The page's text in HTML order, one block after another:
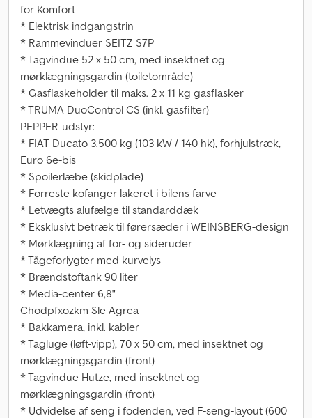
for Komfort
* Elektrisk indgangstrin
* Rammevinduer SEITZ S7P
* Tagvindue 52 x 50 cm, med insektnet og
mørklægningsgardin (toiletområde)
* Gasflaskeholder til maks. 2 x 11 kg gasflasker
* TRUMA DuoControl CS (inkl. gasfilter)
PEPPER-udstyr:
* FIAT Ducato 3.500 kg (103 kW / 140 hk), forhjulstræk,
Euro 6e-bis
* Spoilerlæbe (skidplade)
* Forreste kofanger lakeret i bilens farve
* Letvægts alufælge til standarddæk
* Eksklusivt betræk til førersæder i WEINSBERG-design
* Mørklægning af for- og sideruder
* Tågeforlygter med kurvelys
* Brændstoftank 90 liter
* Media-center 6,8"
Chodpfxozkm Sle Agrea
* Bakkamera, inkl. kabler
* Tagluge (løft-vipp), 70 x 50 cm, med insektnet og
mørklægningsgardin (front)
* Tagvindue Hutze, med insektnet og
mørklægningsgardin (front)
* Udvidelse af seng i fodenden, ved F-seng-layout (600